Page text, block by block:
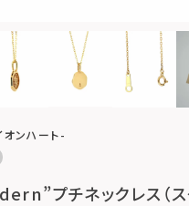
ンハート-
プチネックレス（